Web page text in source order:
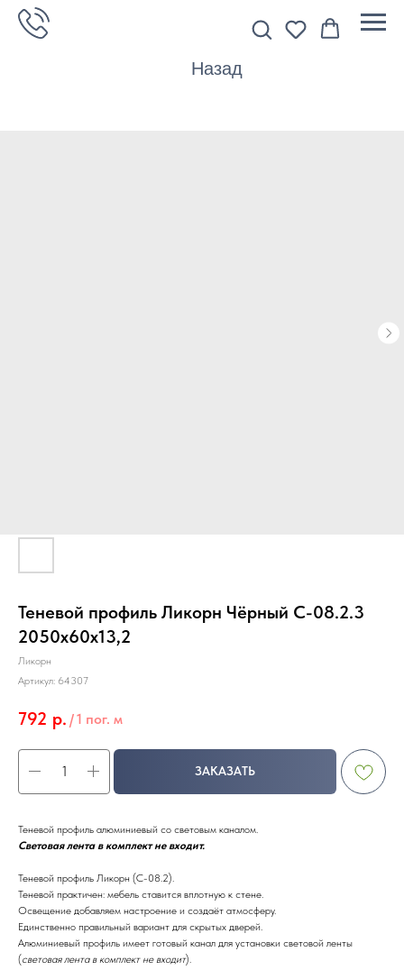
Назад
Теневой профиль Ликорн Чёрный С-08.2.3
2050х60х13,2
Ликорн
Артикул: 64307
792 р. /1 пог. м
ЗАКАЗАТЬ
Теневой профиль алюминиевый со световым каналом.
Световая лента в комплект не входит.
Теневой профиль Ликорн (С-08.2).
Теневой практичен: мебель ставится вплотную к стене.
Освещение добавляем настроение и создаёт атмосферу.
Единственно правильный вариант для скрытых дверей.
Алюминиевый профиль имеет готовый канал для установки световой ленты
(световая лента в комплект не входит).